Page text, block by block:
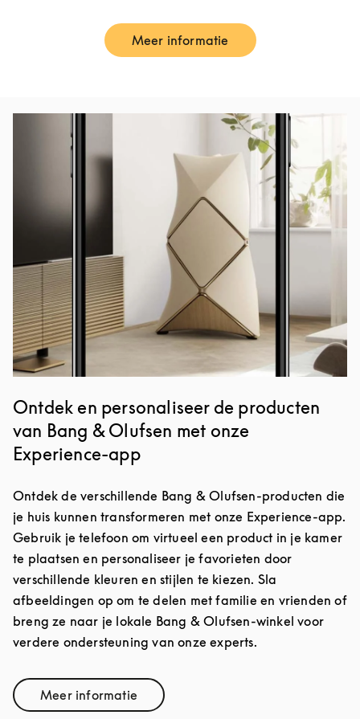
Meer informatieLink Opens in New Tab
Ontdek en personaliseer de producten
van Bang & Olufsen met onze
Experience-app
Ontdek de verschillende Bang & Olufsen-producten die
je huis kunnen transformeren met onze Experience-app.
Gebruik je telefoon om virtueel een product in je kamer
te plaatsen en personaliseer je favorieten door
verschillende kleuren en stijlen te kiezen. Sla
afbeeldingen op om te delen met familie en vrienden of
breng ze naar je lokale Bang & Olufsen-winkel voor
verdere ondersteuning van onze experts.
Meer informatieLink Opens in New Tab